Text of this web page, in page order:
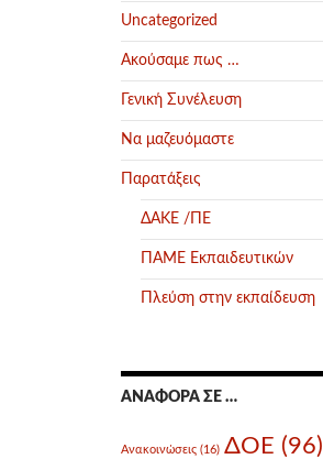
Uncategorized
Ακούσαμε πως …
Γενική Συνέλευση
Να μαζευόμαστε
Παρατάξεις
ΔΑΚΕ /ΠΕ
ΠΑΜΕ Εκπαιδευτικών
Πλεύση στην εκπαίδευση
ΑΝΑΦΟΡΆ ΣΕ …
Ανακοινώσεις (16) ΔΟΕ (96)